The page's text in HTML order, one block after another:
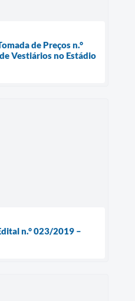
de Preços n.°
Vestiários no Estádio
n.° 023/2019 –